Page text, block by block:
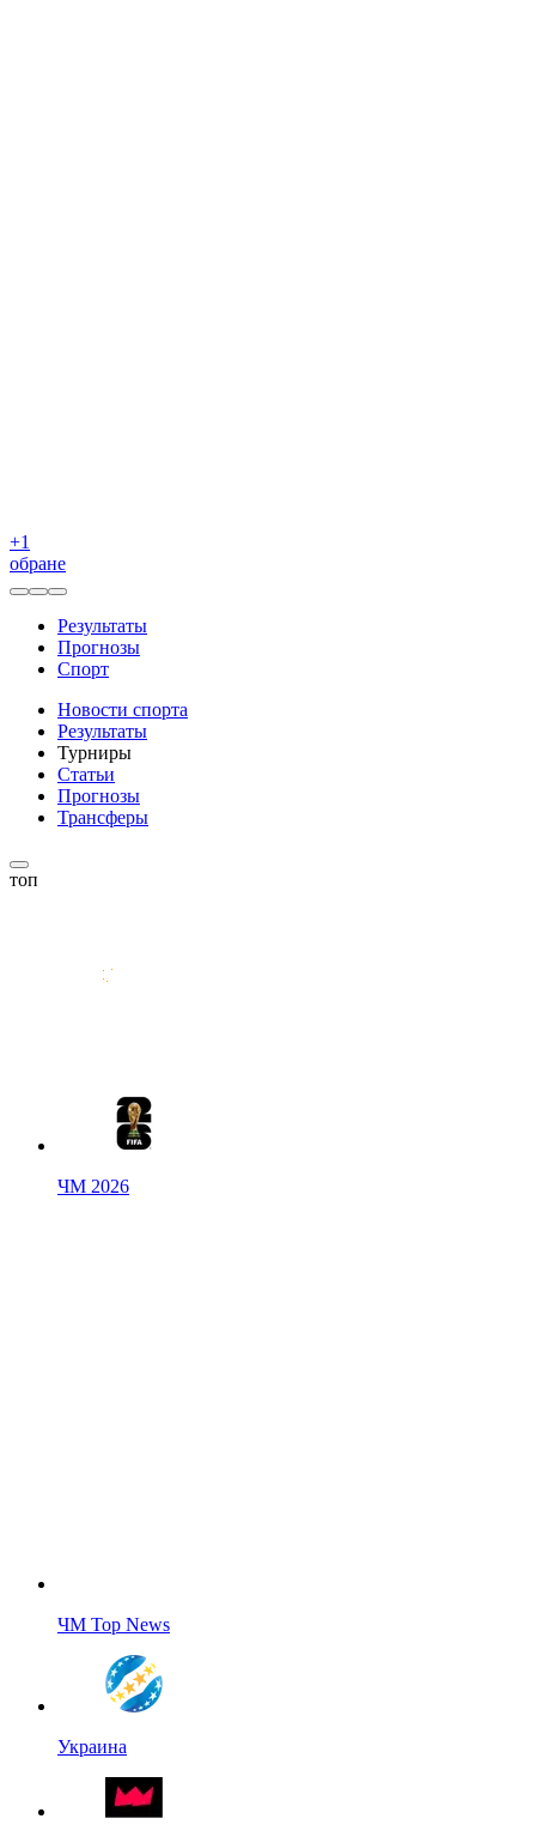
+1
обране
Результаты
Прогнозы
Спорт
Новости спорта
Результаты
Турниры
Статьи
Прогнозы
Трансферы
топ
ЧМ 2026
ЧМ Top News
Украина